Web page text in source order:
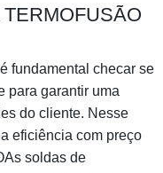
seja vantajoso. O
equipamento. Entre
por termofusão,
em diferentes
equipamento;Sem
pretende investir
disponíveis no
fundamental checar se
para garantir uma
do cliente. Nesse
eficiência com preço
soldas de